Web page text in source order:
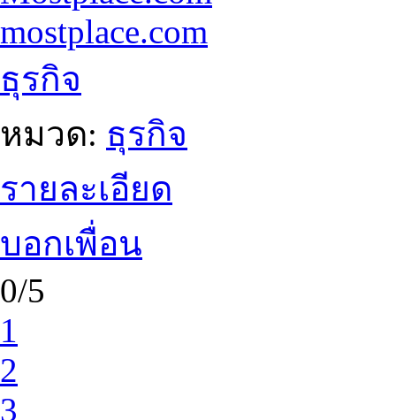
mostplace.com
ธุรกิจ
หมวด: ธุรกิจ
รายละเอียด
บอกเพื่อน
0/5
1
2
3